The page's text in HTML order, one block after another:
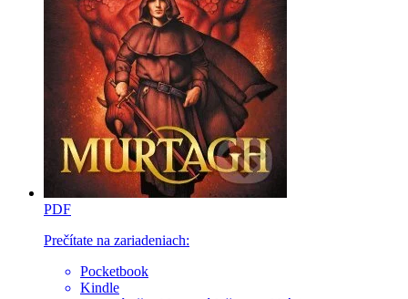
PDF
Prečítate na zariadeniach:
Pocketbook
Kindle